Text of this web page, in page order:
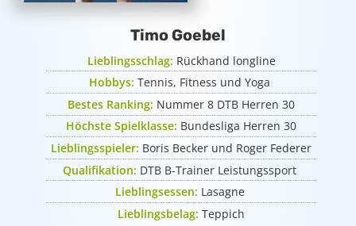
Timo Goebel
Lieblingsschlag: Rückhand longline
Hobbys: Tennis, Fitness und Yoga
Bestes Ranking: Nummer 8 DTB Herren 30
Höchste Spielklasse: Bundesliga Herren 30
Lieblingsspieler: Boris Becker und Roger Federer
Qualifikation: DTB B-Trainer Leistungssport
Lieblingsessen: Lasagne
Lieblingsbelag: Teppich